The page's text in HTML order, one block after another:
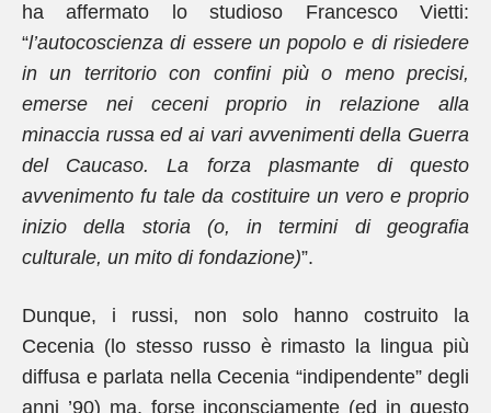
ha affermato lo studioso Francesco Vietti:
“l’autocoscienza di essere un popolo e di risiedere
in un territorio con confini più o meno precisi,
emerse nei ceceni proprio in relazione alla
minaccia russa ed ai vari avvenimenti della Guerra
del Caucaso. La forza plasmante di questo
avvenimento fu tale da costituire un vero e proprio
inizio della storia (o, in termini di geografia
culturale, un mito di fondazione)”.
Dunque, i russi, non solo hanno costruito la
Cecenia (lo stesso russo è rimasto la lingua più
diffusa e parlata nella Cecenia “indipendente” degli
anni ’90) ma, forse inconsciamente (ed in questo